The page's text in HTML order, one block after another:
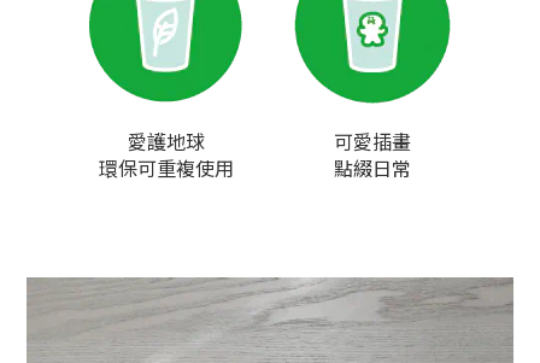
愛護地球
環保可重複使用
可愛插畫
點綴日常